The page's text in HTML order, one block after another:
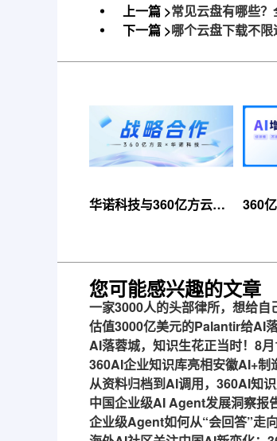
上一篇 >常见云盘有哪些？
下一篇 >哪个云盘下载不
华诺科技与360亿方云达
360
您可能感兴趣的文章
一家3000人的头部律所，想给自
估值3000亿美元的Palantir给AI
AI落蓉城，知识生花正当时！8
360AI企业知识库亮相安徽AI+
从资料归档到AI调用，360AI知
中国企业级AI Agent发展洞察报
企业级Agent如何从“会回答”走